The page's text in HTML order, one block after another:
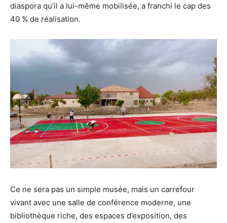
diaspora qu’il a lui-même mobilisée, a franchi le cap des
40 % de réalisation.
Ce ne sera pas un simple musée, mais un carrefour
vivant avec une salle de conférence moderne, une
bibliothèque riche, des espaces d’exposition, des